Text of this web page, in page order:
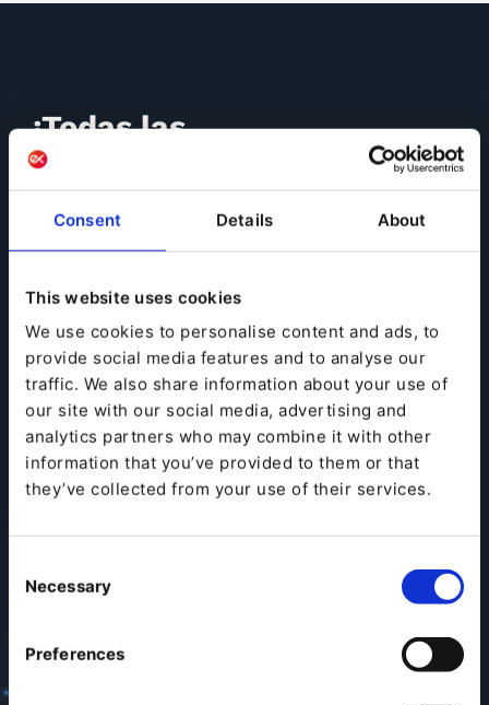
Consent Details About
This website uses cookies
We use cookies to personalise content and ads, to
provide social media features and to analyse our
traffic. We also share information about your use of
our site with our social media, advertising and
analytics partners who may combine it with other
information that you’ve provided to them or that
they’ve collected from your use of their services.
Selection
Necessary
Preferences
¡Todas las
capacidades que
necesitas para
ofrecer las mejores
clientes!
Ibexa DXP está diseñada para proporcionar a tu
empresa todas las funcionalidades y el apoyo que
necesitas para actualizar tu negocio a la era digital. La
plataforma es una solución integral para tus
necesidades empresariales más urgentes, con
enfoque en proporcionar las herramientas para
así como a cada punto de contacto dentro de este.